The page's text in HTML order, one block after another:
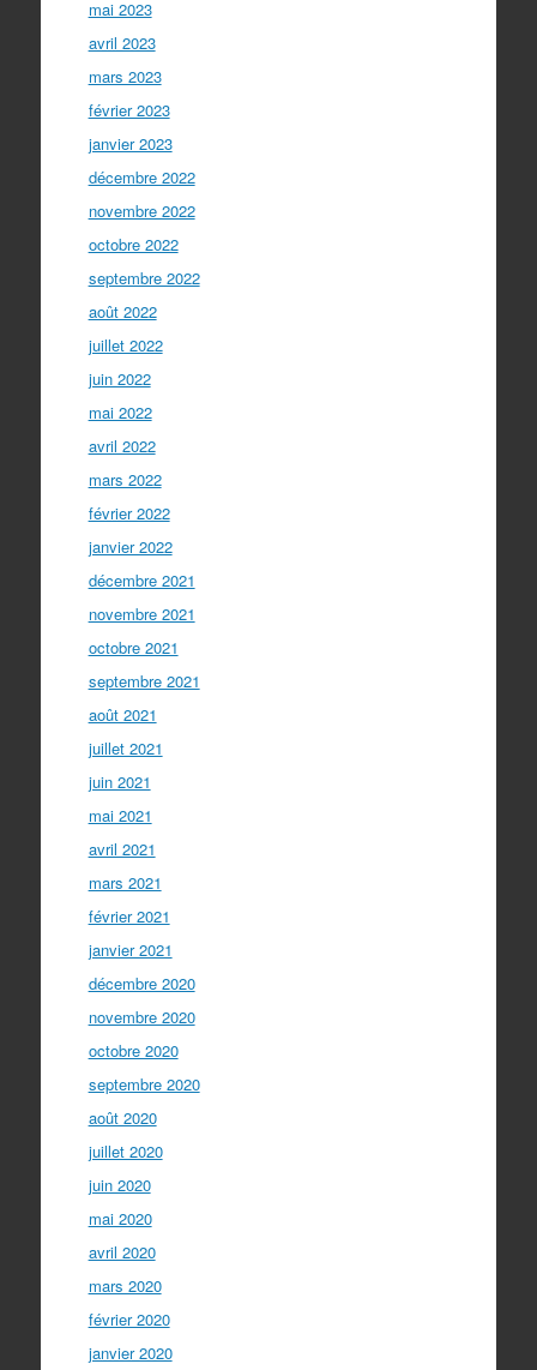
mai 2023
avril 2023
mars 2023
février 2023
janvier 2023
décembre 2022
novembre 2022
octobre 2022
septembre 2022
août 2022
juillet 2022
juin 2022
mai 2022
avril 2022
mars 2022
février 2022
janvier 2022
décembre 2021
novembre 2021
octobre 2021
septembre 2021
août 2021
juillet 2021
juin 2021
mai 2021
avril 2021
mars 2021
février 2021
janvier 2021
décembre 2020
novembre 2020
octobre 2020
septembre 2020
août 2020
juillet 2020
juin 2020
mai 2020
avril 2020
mars 2020
février 2020
janvier 2020